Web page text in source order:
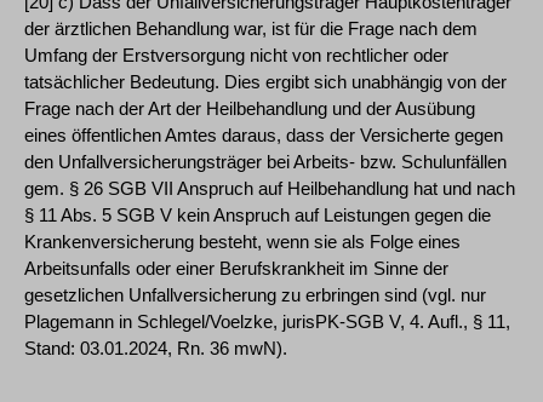
der ärztlichen Behandlung war, ist für die Frage nach dem
Umfang der Erstversorgung nicht von rechtlicher oder
tatsächlicher Bedeutung. Dies ergibt sich unabhängig von der
Frage nach der Art der Heilbehandlung und der Ausübung
eines öffentlichen Amtes daraus, dass der Versicherte gegen
den Unfallversicherungsträger bei Arbeits- bzw. Schulunfällen
gem. § 26 SGB VII Anspruch auf Heilbehandlung hat und nach
§ 11 Abs. 5 SGB V kein Anspruch auf Leistungen gegen die
Krankenversicherung besteht, wenn sie als Folge eines
Arbeitsunfalls oder einer Berufskrankheit im Sinne der
gesetzlichen Unfallversicherung zu erbringen sind (vgl. nur
Plagemann in Schlegel/Voelzke, jurisPK-SGB V, 4. Aufl., § 11,
Stand: 03.01.2024, Rn. 36 mwN).